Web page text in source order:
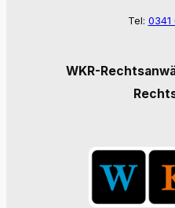
Tel: 0341
WKR-